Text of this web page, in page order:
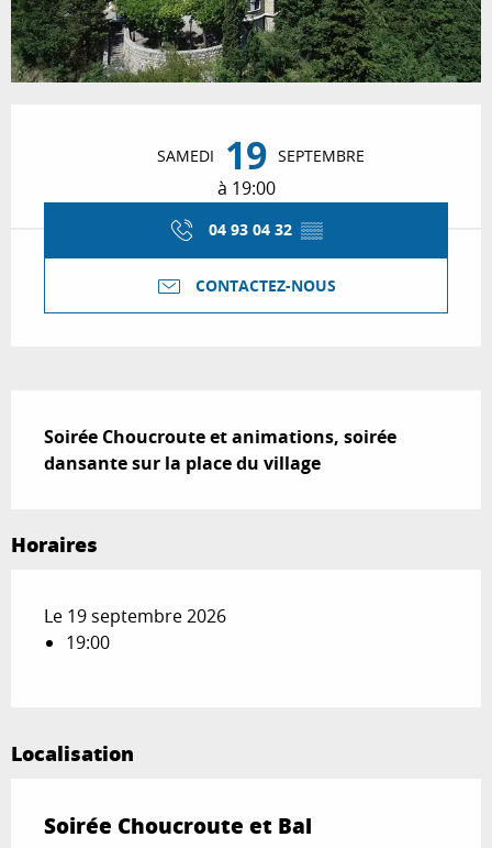
SAMEDI 19 SEPTEMBRE
à 19:00
04 93 04 32 ▒▒
CONTACTEZ-NOUS
Soirée Choucroute et animations, soirée
dansante sur la place du village
Horaires
Le 19 septembre 2026
19:00
Localisation
Soirée Choucroute et Bal